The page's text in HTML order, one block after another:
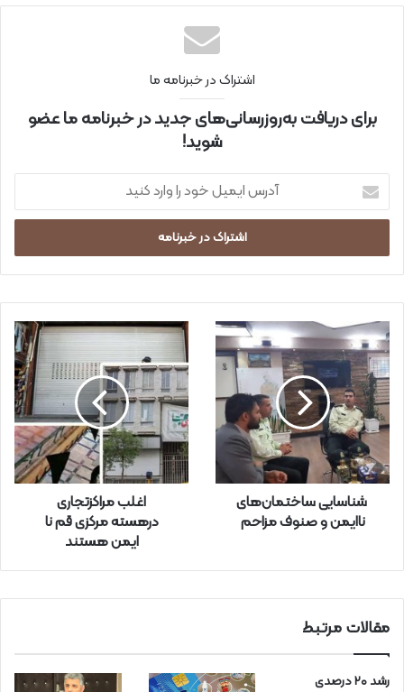
نتی
اشتراک در خبرنامه ما
برای دریافت به‌روزرسانی‌های جدید در خبرنامه ما عضو
شوید!
ر
ا
ی
ل
خ
و
د
ر
ا
ا
ر
شناسایی ساختمان‌های
ناایمن و صنوف مزاحم
اغلب مراکزتجاری
درهسته مرکزی قم نا
ایمن هستند
مقالات مرتبط
رشد ۲۰ درصدی